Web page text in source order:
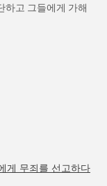
하고 그들에게 가해
게 무죄를 선고하다